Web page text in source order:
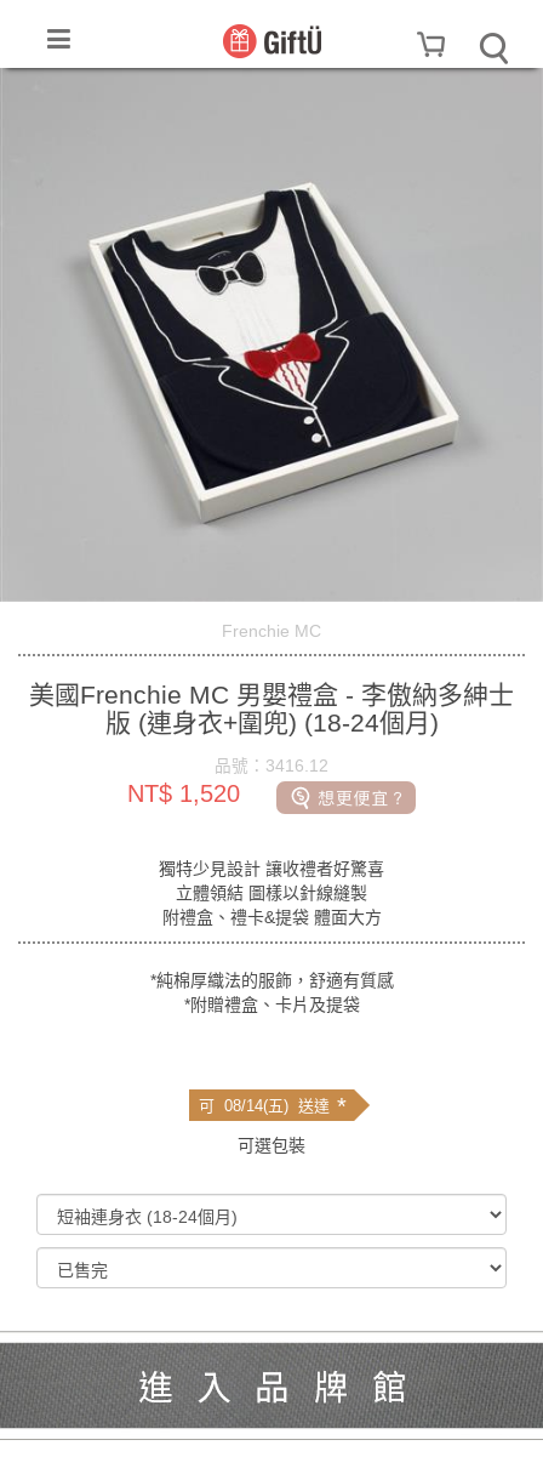
Frenchie MC
美國Frenchie MC 男嬰禮盒 - 李傲納多紳士
版 (連身衣+圍兜) (18-24個月)
品號：3416.12
NT$ 1,520
獨特少見設計 讓收禮者好驚喜
立體領結 圖樣以針線縫製
附禮盒、禮卡&提袋 體面大方
*純棉厚織法的服飾，舒適有質感
*附贈禮盒、卡片及提袋
可 08/14(五) 送達 *
可選包裝